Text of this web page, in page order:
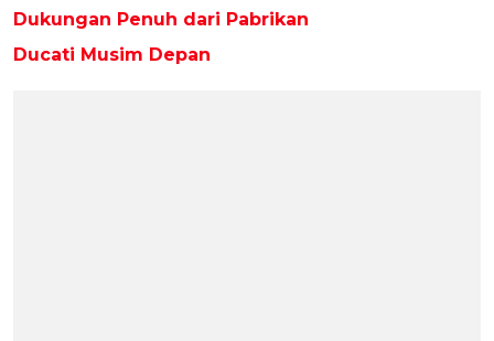
Dukungan Penuh dari Pabrikan
Ducati Musim Depan